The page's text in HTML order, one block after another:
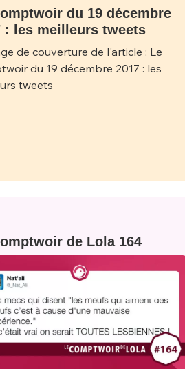
du 19 décembre
: les meilleurs tweets
de Lola 164
PSEUDO